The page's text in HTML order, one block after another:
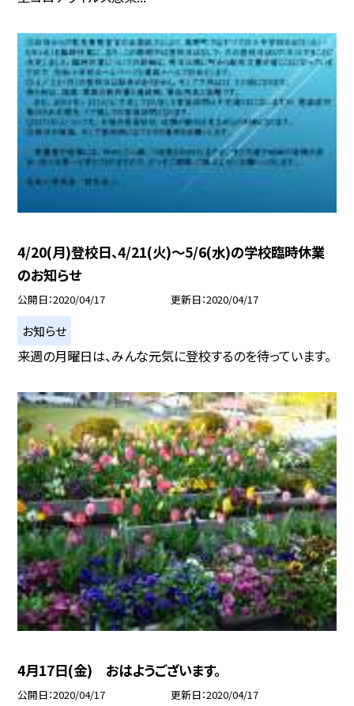
4/20(月)登校日、4/21(火)〜5/6(水)の学校臨時休業
のお知らせ
公開日 2020/04/17 更新日 2020/04/17
お知らせ
来週の月曜日は、みんな元気に登校するのを待っています。
4月17日(金) おはようございます。
公開日 2020/04/17 更新日 2020/04/17